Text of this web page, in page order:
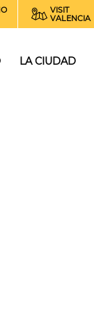
VISIT
VALENCIA
LA CIUDAD